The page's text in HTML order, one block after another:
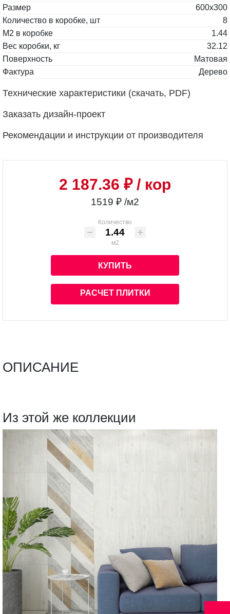
Размер
600x300
Количество в коробке, шт
8
М2 в коробке
1.44
Вес коробки, кг
32.12
Поверхность
Матовая
Фактура
Дерево
Технические характеристики (скачать, PDF)
Заказать дизайн-проект
Рекомендации и инструкции от производителя
2 187.36 ₽/ кор
1519 ₽ /м2
Количество
м2
КУПИТЬ
РАСЧЕТ ПЛИТКИ
ОПИСАНИЕ
Из этой же коллекции